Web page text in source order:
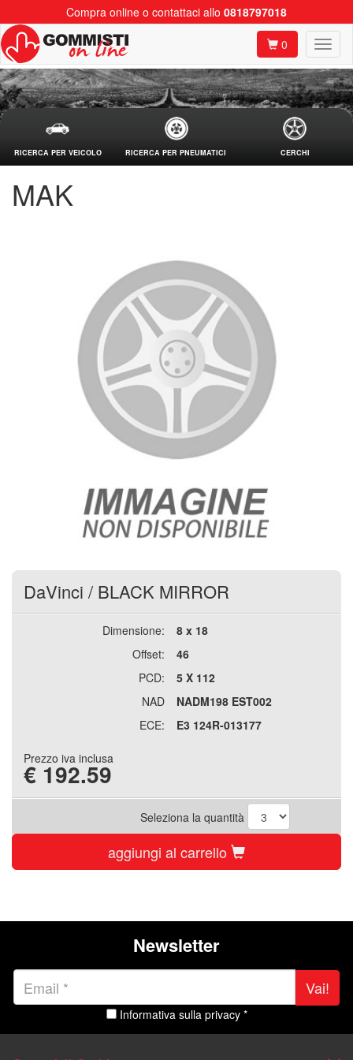
Compra online o contattaci allo 0818797018
0
RICERCA PER VEICOLO RICERCA PER PNEUMATICI CERCHI
MAK
DaVinci / BLACK MIRROR
Dimensione:
8 x 18
Offset:
46
PCD:
5 X 112
NAD
NADM198 EST002
ECE:
E3 124R-013177
Prezzo iva inclusa
€ 192.59
Seleziona la quantità
aggiungi al carrello
Newsletter
Vai!
Informativa sulla privacy *